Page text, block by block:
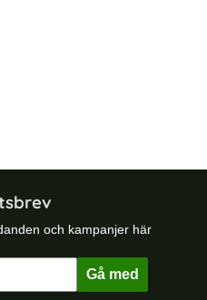
Läder Svart
och kampanjer här
Gå med